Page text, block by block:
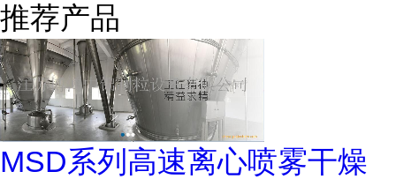
推荐产品
MSD系列高速离心喷雾干燥